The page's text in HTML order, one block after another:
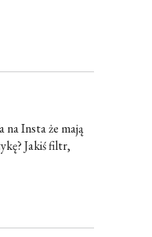
na Insta że mają
Jakiś filtr,